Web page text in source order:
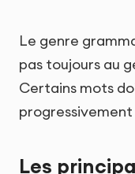
Le genre
pas toujours au
Certains mots
Les